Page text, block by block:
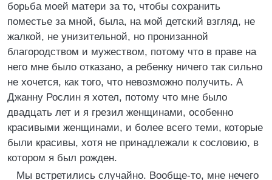
борьба моей матери за то, чтобы сохранить
поместье за мной, была, на мой детский взгляд, не
жалкой, не унизительной, но пронизанной
благородством и мужеством, потому что в праве на
него мне было отказано, а ребенку ничего так сильно
не хочется, как того, что невозможно получить. А
Джанну Рослин я хотел, потому что мне было
двадцать лет и я грезил женщинами, особенно
красивыми женщинами, и более всего теми, которые
были красивы, хотя не принадлежали к сословию, в
котором я был рожден.
Мы встретились случайно. Вообще-то, мне нечего